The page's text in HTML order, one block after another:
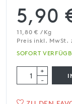
SOFORT
5,90
11,80 € / Kg
Preis inkl. MwSt.
+
-